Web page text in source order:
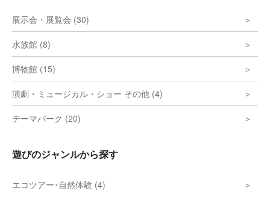
展示会・展覧会 (30)
水族館 (8)
博物館 (15)
演劇・ミュージカル・ショー その他 (4)
テーマパーク (20)
遊びのジャンルから探す
エコツアー･自然体験 (4)